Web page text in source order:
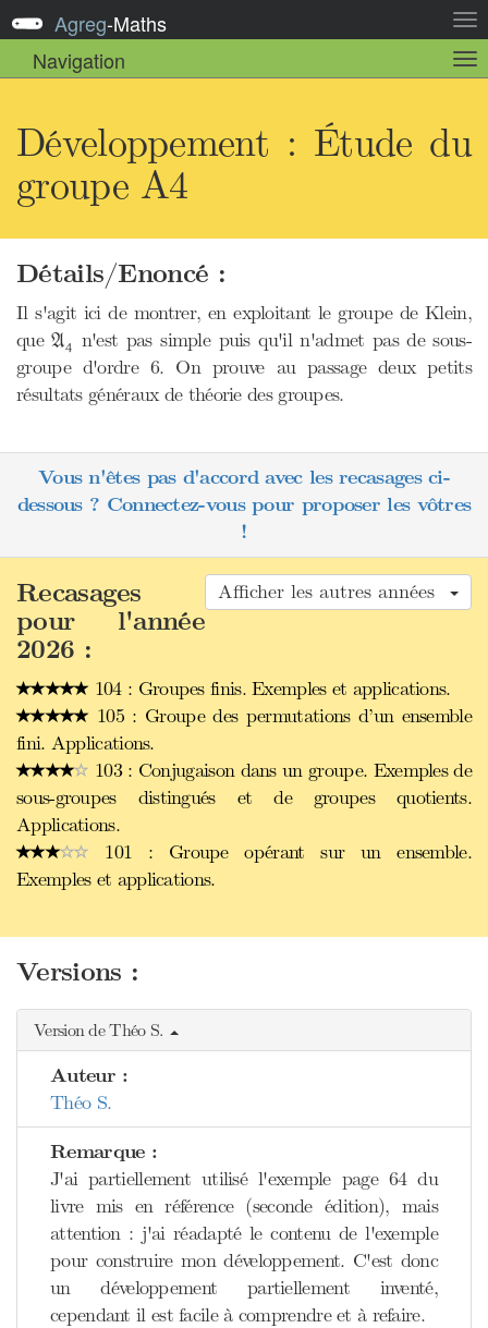
la
Agreg-Maths
Navigation
la
Développement : Étude du
groupe A4
Détails/Enoncé :
Il s'agit ici de montrer, en exploitant le groupe de Klein,
queA4
A
n'est pas simple puis qu'il n'admet pas de sous-
groupe d'ordre 6. On prouve au passage deux petits
résultats généraux de théorie des groupes.
Vous n'êtes pas d'accord avec les recasages ci-
dessous ? Connectez-vous pour proposer les vôtres
!
Afficher les autres années
Recasages
pour l'année
2026 :
104 : Groupes finis. Exemples et applications.
105 : Groupe des permutations d’un ensemble
fini. Applications.
103 : Conjugaison dans un groupe. Exemples de
sous-groupes distingués et de groupes quotients.
Applications.
101 : Groupe opérant sur un ensemble.
Exemples et applications.
Versions :
Version de Théo S.
Auteur :
Théo S.
Remarque :
J'ai partiellement utilisé l'exemple page 64 du
livre mis en référence (seconde édition), mais
attention : j'ai réadapté le contenu de l'exemple
pour construire mon développement. C'est donc
un développement partiellement inventé,
cependant il est facile à comprendre et à refaire.